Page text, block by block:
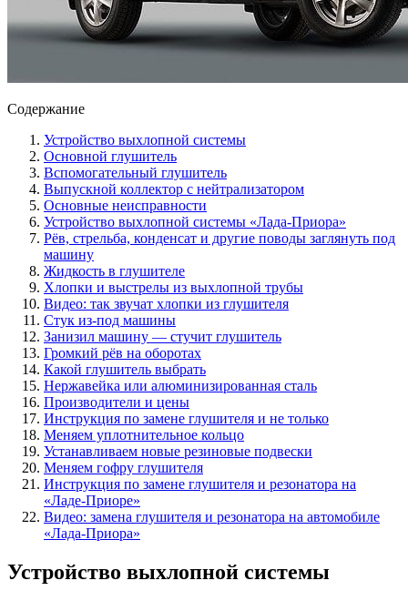
Содержание
Устройство выхлопной системы
Основной глушитель
Вспомогательный глушитель
Выпускной коллектор с нейтрализатором
Основные неисправности
Устройство выхлопной системы «Лада-Приора»
Рёв, стрельба, конденсат и другие поводы заглянуть под
машину
Жидкость в глушителе
Хлопки и выстрелы из выхлопной трубы
Видео: так звучат хлопки из глушителя
Стук из-под машины
Занизил машину — стучит глушитель
Громкий рёв на оборотах
Какой глушитель выбрать
Нержавейка или алюминизированная сталь
Производители и цены
Инструкция по замене глушителя и не только
Меняем уплотнительное кольцо
Устанавливаем новые резиновые подвески
Меняем гофру глушителя
Инструкция по замене глушителя и резонатора на
«Ладе-Приоре»
Видео: замена глушителя и резонатора на автомобиле
«Лада-Приора»
Устройство выхлопной системы